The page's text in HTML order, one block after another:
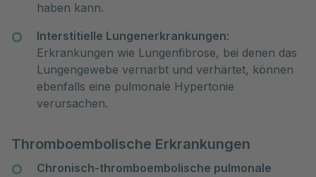
haben kann.
Interstitielle Lungenerkrankungen:
Erkrankungen wie Lungenfibrose, bei denen das
Lungengewebe vernarbt und verhärtet, können
ebenfalls eine pulmonale Hypertonie
verursachen.
Thromboembolische Erkrankungen
Chronisch-thromboembolische pulmonale